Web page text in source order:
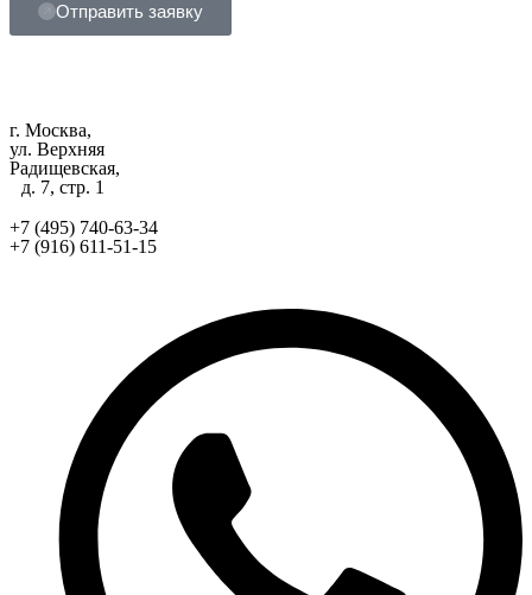
Отправить заявку
г. Москва,
ул. Верхняя
Радищевская,
д. 7, стр. 1
+7 (495) 740-63-34
+7 (916) 611-51-15